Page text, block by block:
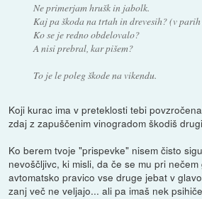
Ne primerjam hrušk in jabolk.
Kaj pa škoda na trtah in drevesih? (v
Ko se je redno obdelovalo?
A nisi prebral, kar pišem?
To je le poleg škode na vikendu.
Koji kurac ima v preteklosti tebi
zdaj z zapuščenim vinogradom škodiš
Ko berem tvoje "prispevke" nisem čisto
nevoščljivc, ki misli, da če se mu pri
avtomatsko pravico vse druge jebat v
zanj več ne veljajo... ali pa imaš nek